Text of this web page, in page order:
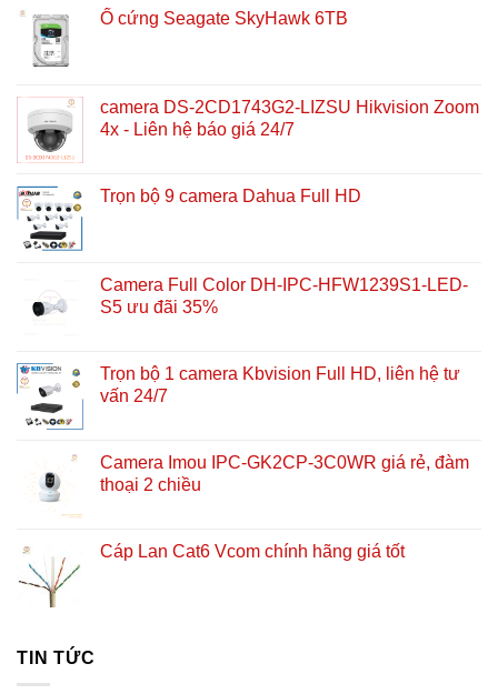
Ổ cứng Seagate SkyHawk 6TB
camera DS-2CD1743G2-LIZSU Hikvision Zoom
4x - Liên hệ báo giá 24/7
Trọn bộ 9 camera Dahua Full HD
Camera Full Color DH-IPC-HFW1239S1-LED-
S5 ưu đãi 35%
Trọn bộ 1 camera Kbvision Full HD, liên hệ tư
vấn 24/7
Camera Imou IPC-GK2CP-3C0WR giá rẻ, đàm
thoại 2 chiều
Cáp Lan Cat6 Vcom chính hãng giá tốt
TIN TỨC